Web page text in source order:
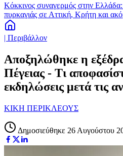
Κόκκινος συναγερμός στην
πυρκαγιάς σε Αττική, Κρήτη και
| Περιβάλλον
Αποξηλώθηκε η
Πέγειας - Τι
εκδηλώσεις μετά τις
ΚΙΚΗ ΠΕΡΙΚΛΕΟΥΣ
Δημοσιεύθηκε 26 Αυγούστου